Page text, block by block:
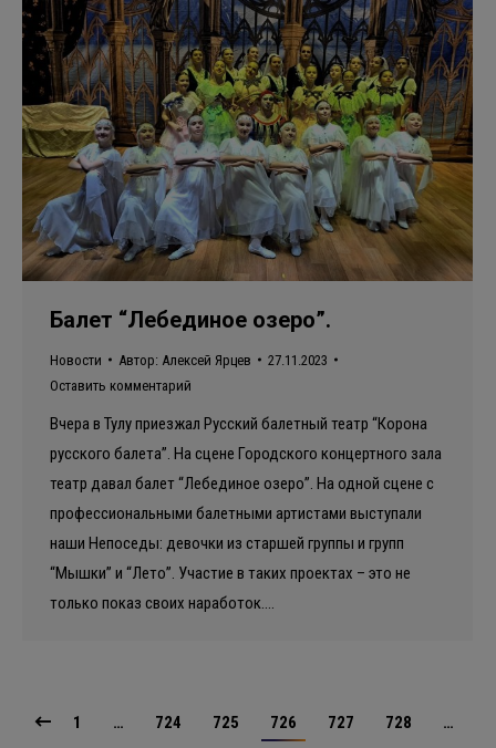
Балет “Лебединое озеро”.
Новости Автор: Алексей Ярцев
27.11.2023
Оставить комментарий
Вчера в Тулу приезжал Русский балетный театр “Корона
русского балета”. На сцене Городского концертного зала
театр давал балет “Лебединое озеро”. На одной сцене с
профессиональными балетными артистами выступали
наши Непоседы: девочки из старшей группы и групп
“Мышки” и “Лето”. Участие в таких проектах – это не
только показ своих наработок.…
1 … 724 725 726 727 728
…